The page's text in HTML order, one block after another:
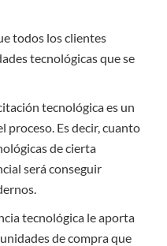
todos los clientes
tecnológicas que se
tecnológica es un
proceso. Es decir, cuanto
de cierta
será conseguir
tecnológica le aporta
de compra que